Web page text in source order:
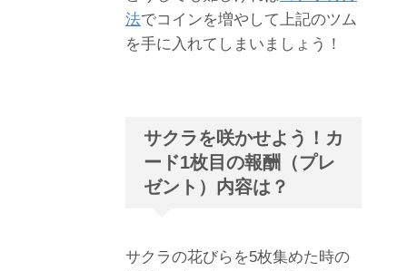
法でコインを増やして上記のツム
を手に入れてしまいましょう！
サクラを咲かせよう！カ
ード1枚目の報酬（プレ
ゼント）内容は？
サクラの花びらを5枚集めた時の